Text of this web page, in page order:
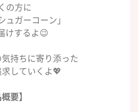
の方に
ュガーコーン」
けするよ😉
持ちに寄り添った
していくよ💖
要】